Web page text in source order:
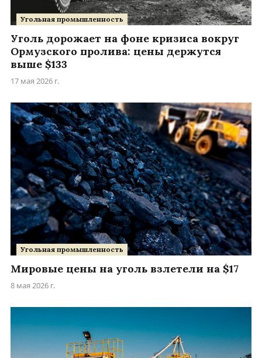
Угольная промышленность
Уголь дорожает на фоне кризиса вокруг
Ормузского пролива: цены держутся
выше $133
17 мая 2026 г.
Угольная промышленность
Мировые цены на уголь взлетели на $17
8 мая 2026 г.